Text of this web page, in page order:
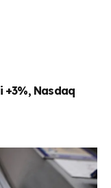
+3%, Nasdaq